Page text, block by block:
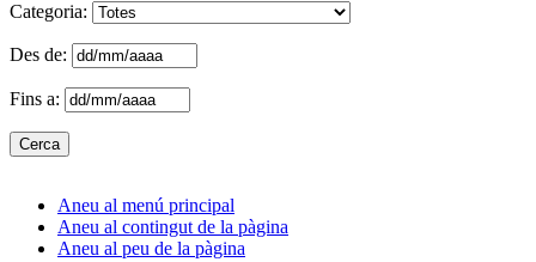
Categoria:
Des de:
Fins a:
Aneu al menú principal
Aneu al contingut de la pàgina
Aneu al peu de la pàgina